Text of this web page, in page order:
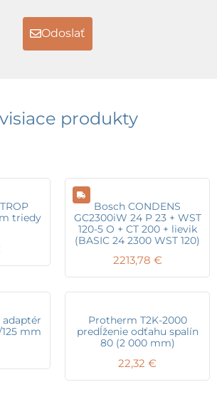
Odoslať
produkty
triedy
Bosch CONDENS
GC2300iW 24 P 23 + WST
120-5 O + CT 200 + lievik
(BASIC 24 2300 WST 120)
2213,78 €
mm
Protherm T2K-2000
predĺženie odťahu spalín
80 (2 000 mm)
22,32 €